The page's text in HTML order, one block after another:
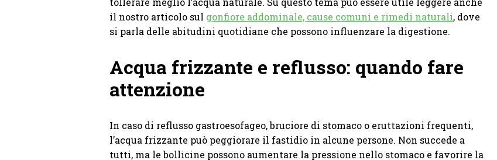
il nostro articolo sul gonfiore addominale, cause comuni e rimedi naturali, dove
si parla delle abitudini quotidiane che possono influenzare la digestione.
Acqua frizzante e reflusso: quando fare
attenzione
In caso di reflusso gastroesofageo, bruciore di stomaco o eruttazioni frequenti,
l’acqua frizzante può peggiorare il fastidio in alcune persone. Non succede a
tutti, ma le bollicine possono aumentare la pressione nello stomaco e favorire la